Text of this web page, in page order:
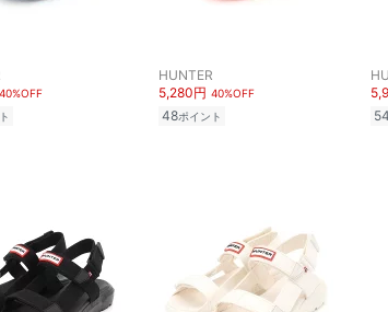
40%OFF
HUNTER
5,280円 40%OFF
48ポイント 54